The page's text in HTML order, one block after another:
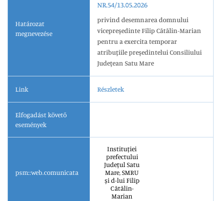
Határozat
megnevezése
NR.54/13.05.2026
privind desemnarea domnului
vicepreşedinte Filip Cătălin-Marian
pentru a exercita temporar
atribuţiile preşedintelui Consiliului
Judeţean Satu Mare
Link Részletek
Elfogadást követő
események
psm::web.comunicata
Instituției
prefectului
Județul Satu
Mare, SMRU
și d-lui Filip
Cătălin-
Marian